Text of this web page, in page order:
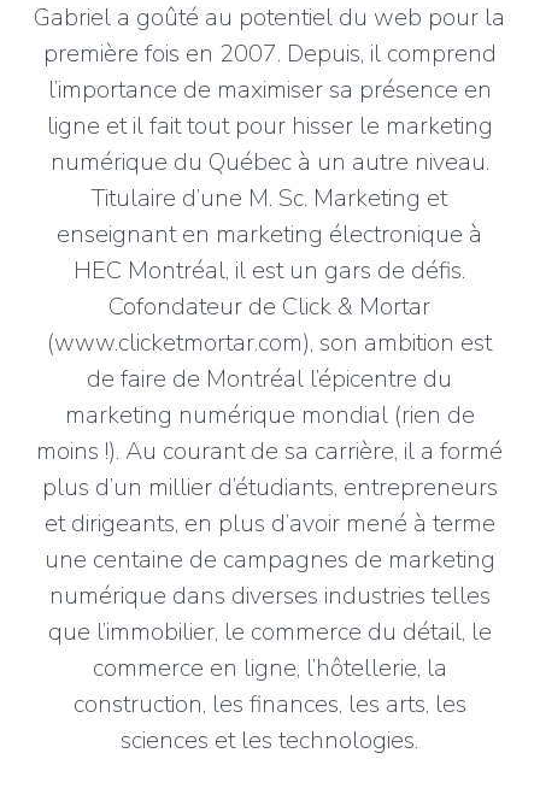
Gabriel a goûté au potentiel du web pour la
première fois en 2007. Depuis, il comprend
l’importance de maximiser sa présence en
ligne et il fait tout pour hisser le marketing
numérique du Québec à un autre niveau.
Titulaire d’une M. Sc. Marketing et
enseignant en marketing électronique à
HEC Montréal, il est un gars de défis.
Cofondateur de Click & Mortar
(www.clicketmortar.com), son ambition est
de faire de Montréal l’épicentre du
marketing numérique mondial (rien de
moins !). Au courant de sa carrière, il a formé
plus d’un millier d’étudiants, entrepreneurs
et dirigeants, en plus d’avoir mené à terme
une centaine de campagnes de marketing
numérique dans diverses industries telles
que l’immobilier, le commerce du détail, le
commerce en ligne, l’hôtellerie, la
construction, les finances, les arts, les
sciences et les technologies.